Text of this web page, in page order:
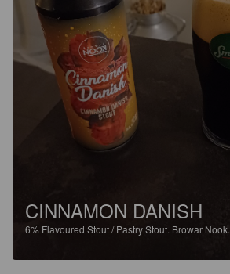
CINNAMON DANISH
6% Flavoured Stout / Pastry Stout. Browar Nook.